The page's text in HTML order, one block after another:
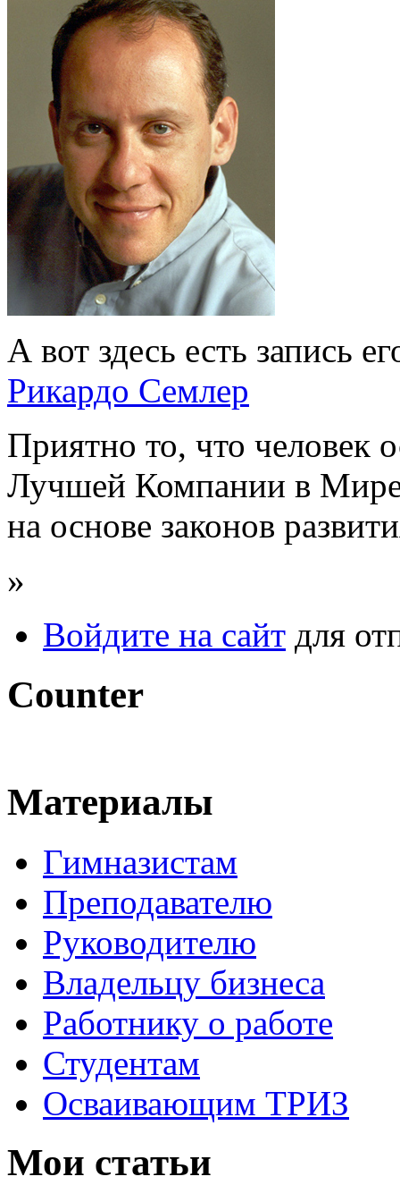
А вот здесь есть запись
Рикардо Семлер
Приятно то, что человек
Лучшей Компании в
на основе законов
»
Войдите на сайт для
Counter
Материалы
Гимназистам
Преподавателю
Руководителю
Владельцу бизнеса
Работнику о работе
Студентам
Осваивающим ТРИЗ
Мои статьи